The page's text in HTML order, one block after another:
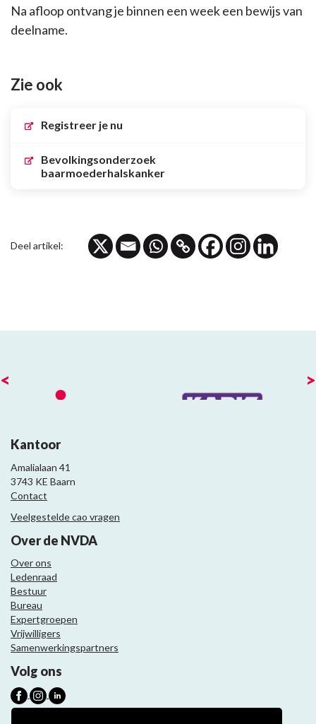
Na afloop ontvang je binnen een week een bewijs van
deelname.
Zie ook
Registreer je nu
Bevolkingsonderzoek
baarmoederhalskanker
Deel artikel:
< >
Kantoor
Amalialaan 41
3743 KE Baarn
Contact
Veelgestelde cao vragen
Over de NVDA
Over ons
Ledenraad
Bestuur
Bureau
Expertgroepen
Vrijwilligers
Samenwerkingspartners
Volg ons